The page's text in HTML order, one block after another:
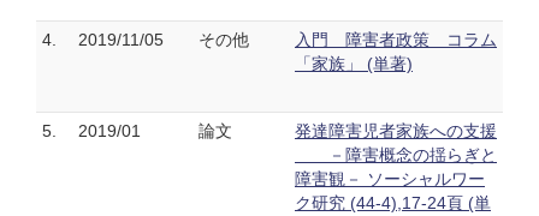
4. 2019/11/05 その他
入門 障害者政策 コラム
「家族」 (単著)
5. 2019/01 論文
発達障害児者家族への支援
－障害概念の揺らぎと
障害観－ ソーシャルワー
ク研究 (44-4),17-24頁 (単